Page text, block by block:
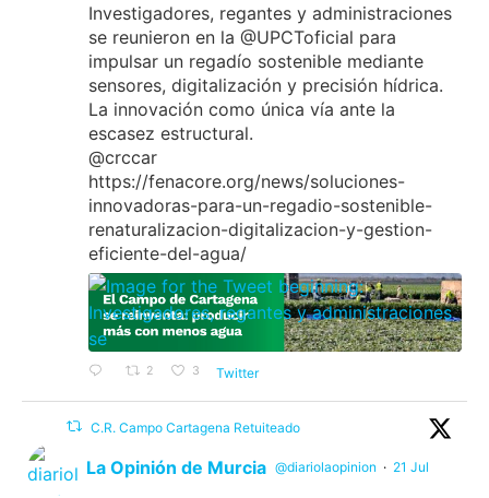
Investigadores, regantes y administraciones
se reunieron en la @UPCToficial para
impulsar un regadío sostenible mediante
sensores, digitalización y precisión hídrica.
La innovación como única vía ante la
escasez estructural.
@crccar
https://fenacore.org/news/soluciones-
innovadoras-para-un-regadio-sostenible-
renaturalizacion-digitalizacion-y-gestion-
eficiente-del-agua/
2 3 Twitter
C.R. Campo Cartagena Retuiteado
La Opinión de Murcia @diariolaopinion · 21 Jul